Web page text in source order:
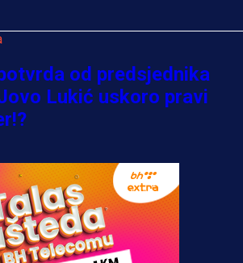
od predsjednika
Lukić uskoro pravi
dobili veliko pojačanje:
Olympiacosa želi obući